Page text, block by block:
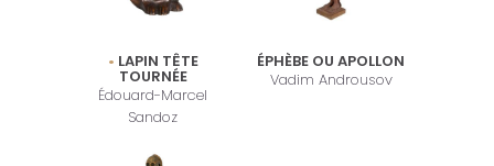
LAPIN TÊTE
TOURNÉE
Édouard-Marcel
Sandoz
ÉPHÈBE OU APOLLON
Vadim Androusov